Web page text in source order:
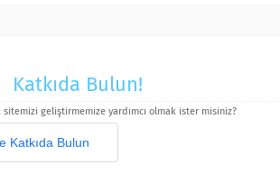
Katkıda Bulun!
sitemizi geliştirmemize yardımcı olmak ister misiniz?
Katkıda Bulun